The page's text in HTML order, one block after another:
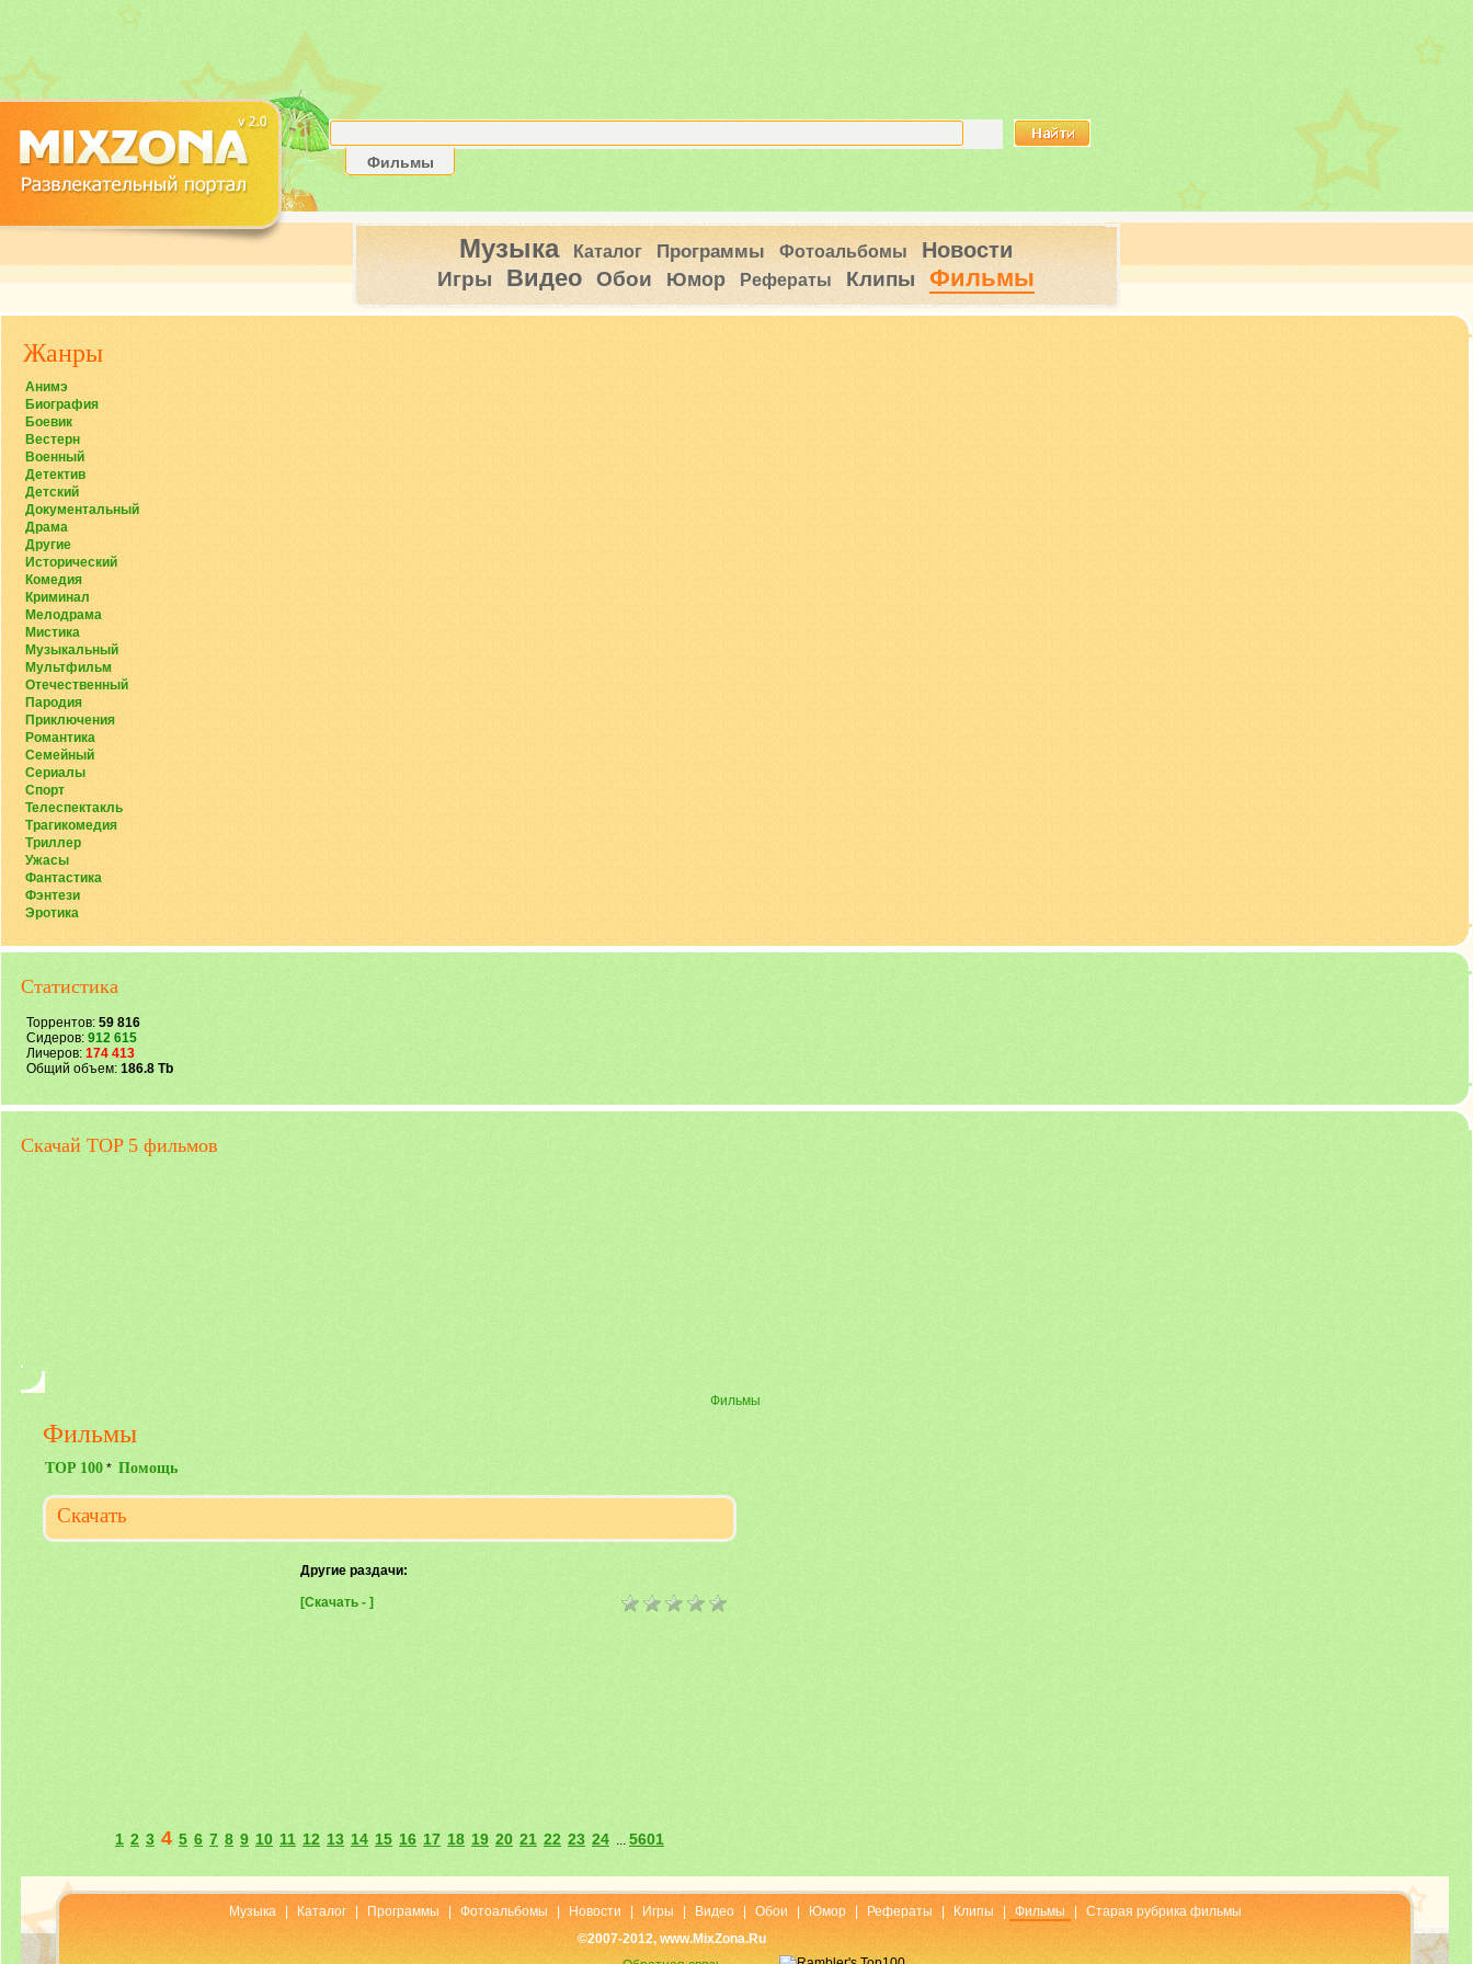
Фильмы
Музыка Каталог Программы Фотоальбомы Новости
Игры Видео Обои Юмор Рефераты Клипы Фильмы
Жанры
Анимэ
Биография
Боевик
Вестерн
Военный
Детектив
Детский
Документальный
Драма
Другие
Исторический
Комедия
Криминал
Мелодрама
Мистика
Музыкальный
Мультфильм
Отечественный
Пародия
Приключения
Романтика
Семейный
Сериалы
Спорт
Телеспектакль
Трагикомедия
Триллер
Ужасы
Фантастика
Фэнтези
Эротика
Статистика
Торрентов: 59 816
Сидеров: 912 615
Личеров: 174 413
Общий объем: 186.8 Tb
Скачай TOP 5 фильмов
Фильмы
Фильмы
TOP 100 * Помощь
Скачать
Другие раздачи:
[Скачать - ]
1 2 3 4 5 6 7 8 9 10 11 12 13 14 15 16 17 18 19 20 21 22 23 24 ... 5601
Музыка Каталог Программы Фотоальбомы Новости Игры Видео Обои Юмор Рефераты Клипы Фильмы
Старая рубрика фильмы
©2007-2012, www.MixZona.Ru